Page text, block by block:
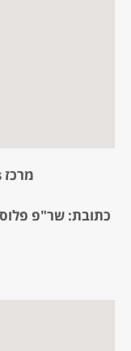
מרכז ME - Mental Experts,